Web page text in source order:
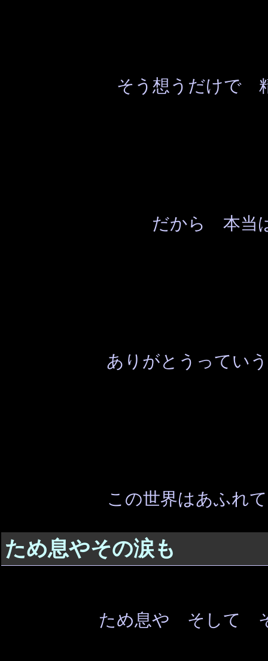
そう想うだけで
だから 本当
ありがとうってい
この世界はあふれ
ため息やその涙も
ため息や そして